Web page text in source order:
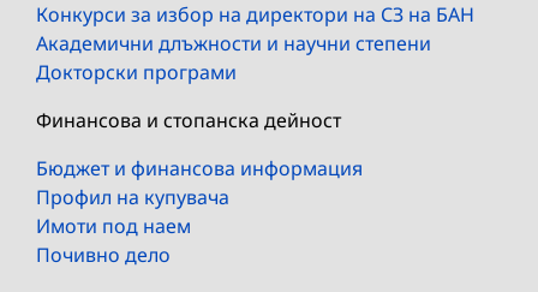
Конкурси за избор на директори на СЗ на БАН
Академични длъжности и научни степени
Докторски програми
Финансова и стопанска дейност
Бюджет и финансова информация
Профил на купувача
Имоти под наем
Почивно дело